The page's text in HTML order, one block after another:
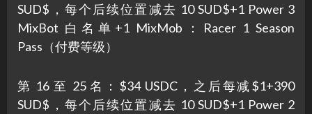
SUD$，每个后续位置减去 10 SUD$+1 Power 3
MixBot 白名单+1 MixMob：Racer 1 Season
Pass（付费等级）
第 16 至 25 名：$34 USDC，之后每减$1+390
SUD$，每个后续位置减去 10 SUD$+1 Power 2